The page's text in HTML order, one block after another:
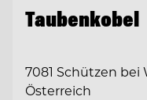
Taubenkobel
7081 Schützen bei
Österreich